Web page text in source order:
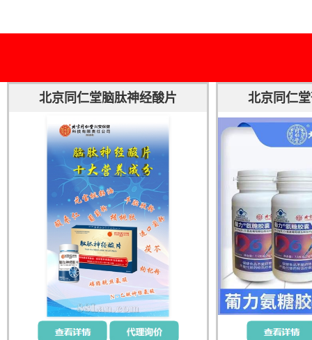
北京同仁堂脑肽神经酸片 北京同仁